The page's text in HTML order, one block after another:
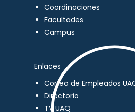
Coordinaciones
Facultades
Campus
Enlaces
Correo de Empleados
Directorio
TV UAQ